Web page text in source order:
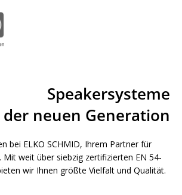
Speakersysteme
der neuen Generation
bei ELKO SCHMID, Ihrem Partner für
Mit weit über siebzig zertifizierten EN 54-
wir Ihnen größte Vielfalt und Qualität.